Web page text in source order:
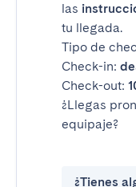
las
tu llegada.
Tipo de
Check-in:
Check-out:
¿Llegas
equipaje?
¿Tienes